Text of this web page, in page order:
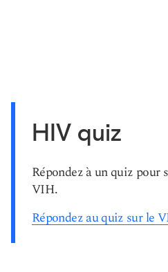
HIV quiz
Répondez à un quiz pour
VIH.
Répondez au quiz sur le